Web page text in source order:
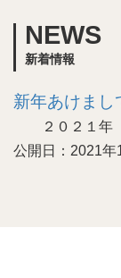
NEWS
新着情報
新年あけまし
２０２１年
公開日：2021年